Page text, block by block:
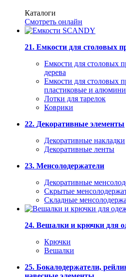
Каталоги
Смотреть онлайн
21. Емкости для столовых
Емкости для столовых
дерева
Емкости для столовых
пластиковые и
Лотки для тарелок
Коврики
22. Декоративные элементы
Декоративные накладки
Декоративные ленты
23. Менсолодержатели
Декоративные
Скрытые
Складные
24. Вешалки и крючки для
Крючки
Вешалки
25. Бокалодержатели,